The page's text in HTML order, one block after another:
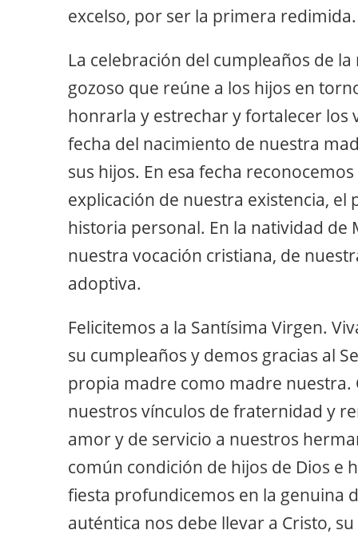
excelso, por ser la primera redimida.
La celebración del cumpleaños de
gozoso que reúne a los hijos en
honrarla y estrechar y fortalecer los
fecha del nacimiento de nuestra
sus hijos. En esa fecha
explicación de nuestra existencia,
historia personal. En la natividad de
nuestra vocación cristiana, de
adoptiva.
Felicitemos a la Santísima Virgen.
su cumpleaños y demos gracias al
propia madre como madre nuestra.
nuestros vínculos de fraternidad y
amor y de servicio a nuestros
común condición de hijos de Dios e
fiesta profundicemos en la genuina
auténtica nos debe llevar a Cristo,